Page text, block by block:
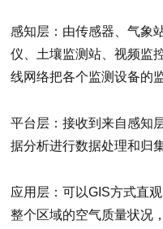
感知层：由传感器、气象
仪、土壤监测站、视频监
线网络把各个监测设备的
平台层：接收到来自感知
据分析进行数据处理和归
应用层：可以GIS方式直
整个区域的空气质量状况